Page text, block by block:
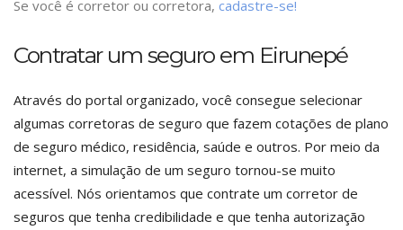
Se você é corretor ou corretora, cadastre-se!
Contratar um seguro em Eirunepé
Através do portal organizado, você consegue selecionar
algumas corretoras de seguro que fazem cotações de plano
de seguro médico, residência, saúde e outros. Por meio da
internet, a simulação de um seguro tornou-se muito
acessível. Nós orientamos que contrate um corretor de
seguros que tenha credibilidade e que tenha autorização